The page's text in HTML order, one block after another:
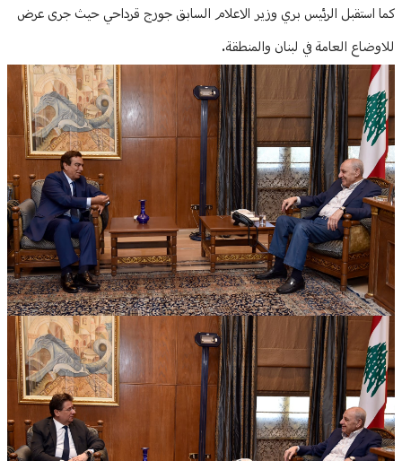
كما استقبل الرئيس بري وزير الاعلام السابق جورج قرداحي حيث جرى عرض
للاوضاع العامة في لبنان والمنطقة.